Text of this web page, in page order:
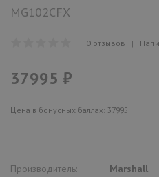
MG102CFX
0 отзывов |
37995 ₽
Цена в бонусных баллах: 37995
Производитель:
Marshall